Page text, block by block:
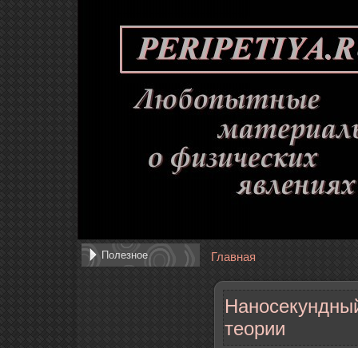
Полезное Главная
теории